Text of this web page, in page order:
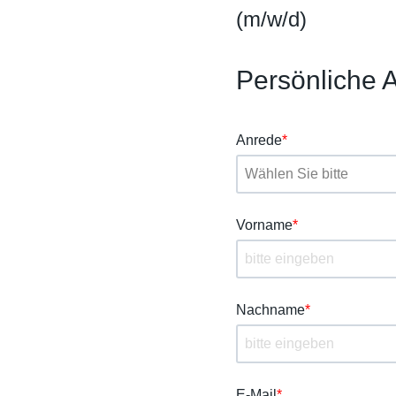
(m/w/d)
Persönliche
Anrede*
Vorname*
Nachname*